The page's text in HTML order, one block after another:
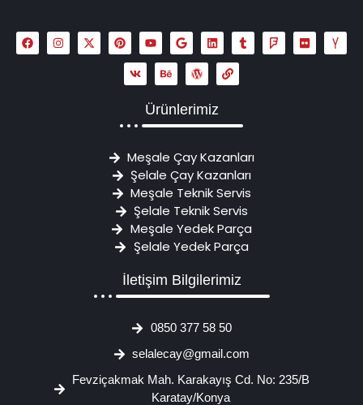
Ürünlerimiz
Meşale Çay Kazanları
Şelale Çay Kazanları
Meşale Teknik Servis
Şelale Teknik Servis
Meşale Yedek Parça
Şelale Yedek Parça
İletişim Bilgilerimiz
0850 377 58 50
selalecay@gmail.com
Fevziçakmak Mah. Karakayış Cd. No: 235/B
Karatay/Konya